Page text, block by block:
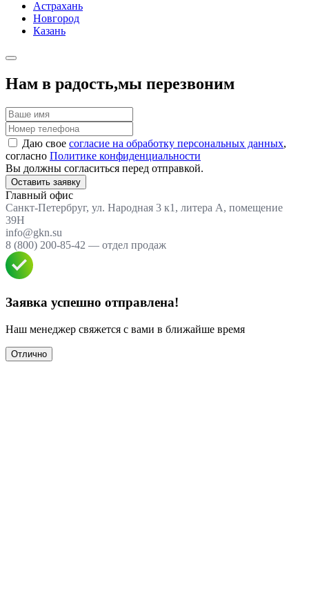
Астрахань
Новгород
Казань
Нам в радость,мы перезвоним
Даю свое согласие на обработку персональных данных,
согласно Политике конфиденциальности
Вы должны согласиться перед отправкой.
Оставить заявку
Главный офис
Санкт-Петербруг, ул. Народная 3 к1, литера А, помещение
39Н
info@gkn.su
8 (800) 200-85-42 — отдел продаж
Заявка успешно отправлена!
Наш менеджер свяжется с вами в ближайше время
Отлично